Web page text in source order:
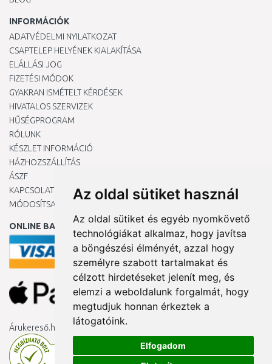
Az oldal sütiket használ
Az oldal sütiket és egyéb nyomkövető
technológiákat alkalmaz, hogy javítsa
a böngészési élményét, azzal hogy
személyre szabott tartalmakat és
célzott hirdetéseket jelenít meg, és
elemzi a weboldalunk forgalmát, hogy
megtudjuk honnan érkeztek a
látogatóink.
Elfogadom
INFORMÁCIÓK
ADATVÉDELMI NYILATKOZAT
CSAPTELEP HELYÉNEK KIALAKÍTÁSA
ELÁLLÁSI JOG
FIZETÉSI MÓDOK
GYAKRAN ISMÉTELT KÉRDÉSEK
HIVATALOS SZERVIZEK
HŰSÉGPROGRAM
RÓLUNK
KÉSZLET INFORMÁCIÓ
HÁZHOZSZÁLLÍTÁS
ÁSZF
KAPCSOLAT
MÓDOSÍTSA A COOKIE-BEÁLLÍTÁSAIMAT
ONLINE BANKKÁRTYÁVAL
Árukereső.hu